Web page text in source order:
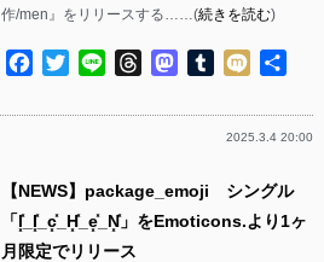
作/men』をリリースする……(続きを読む)
Facebook
TwitterLine ThreadsMastodon
Tumblr
Mixi
2025.3.4 20:00
【NEWS】package_emoji シングル
「l͓̽_I͓̽_c͓̽_H͓̽_e͓̽_N͓̽」をEmoticons.より1ヶ
月限定でリリース